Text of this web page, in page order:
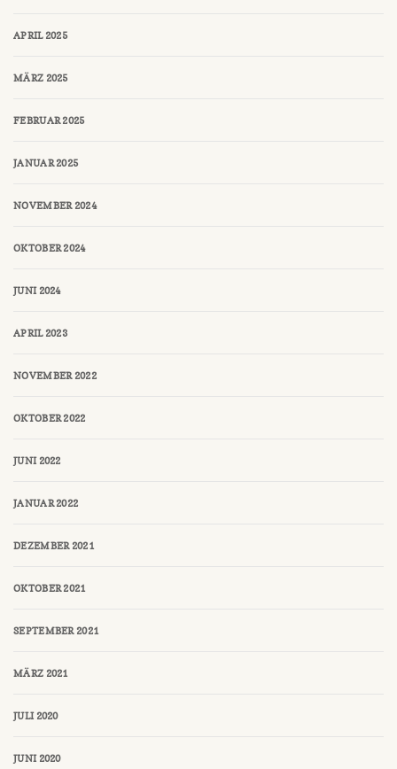
APRIL 2025
MÄRZ 2025
FEBRUAR 2025
JANUAR 2025
NOVEMBER 2024
OKTOBER 2024
JUNI 2024
APRIL 2023
NOVEMBER 2022
OKTOBER 2022
JUNI 2022
JANUAR 2022
DEZEMBER 2021
OKTOBER 2021
SEPTEMBER 2021
MÄRZ 2021
JULI 2020
JUNI 2020